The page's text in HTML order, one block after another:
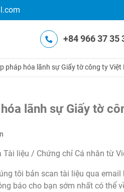
+84 966 37 35
pháp hóa lãnh sự Giấy tờ công ty
lãnh sự Giấy tờ
liệu / Chứng chỉ Cá nhân từ
tôi bản scan tài liệu qua
báo cho bạn sớm nhất có thể